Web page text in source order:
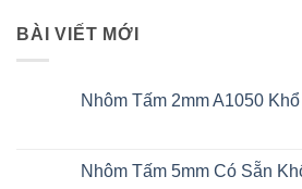
BÀI VIẾT MỚI
Nhôm Tấm 2mm A1050
luận
ởNhôm Tấm 5mm Có Sẵn